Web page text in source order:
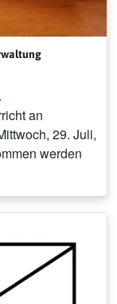
an
29. Juli,
werden